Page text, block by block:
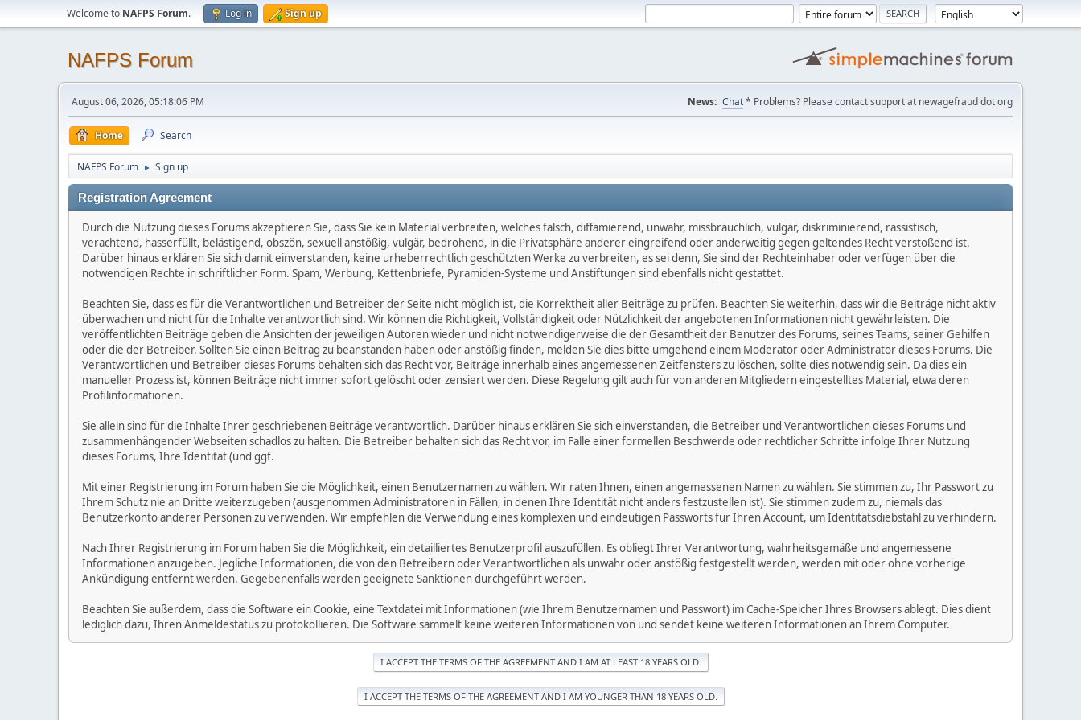
Welcome to NAFPS Forum. Log in Sign up
NAFPS Forum
August 06, 2026, 05:18:06 PM News: Chat* Problems? Please contact support at newagefraud dot org
Home Search
NAFPS Forum ► Sign up
Registration Agreement
Durch die Nutzung dieses Forums akzeptieren Sie, dass Sie kein Material verbreiten, welches falsch, diffamierend, unwahr, missbräuchlich, vulgär, diskriminierend, rassistisch,
verachtend, hasserfüllt, belästigend, obszön, sexuell anstößig, vulgär, bedrohend, in die Privatsphäre anderer eingreifend oder anderweitig gegen geltendes Recht verstoßend ist.
Darüber hinaus erklären Sie sich damit einverstanden, keine urheberrechtlich geschützten Werke zu verbreiten, es sei denn, Sie sind der Rechteinhaber oder verfügen über die
notwendigen Rechte in schriftlicher Form. Spam, Werbung, Kettenbriefe, Pyramiden-Systeme und Anstiftungen sind ebenfalls nicht gestattet.
Beachten Sie, dass es für die Verantwortlichen und Betreiber der Seite nicht möglich ist, die Korrektheit aller Beiträge zu prüfen. Beachten Sie weiterhin, dass wir die Beiträge nicht aktiv
überwachen und nicht für die Inhalte verantwortlich sind. Wir können die Richtigkeit, Vollständigkeit oder Nützlichkeit der angebotenen Informationen nicht gewährleisten. Die
veröffentlichten Beiträge geben die Ansichten der jeweiligen Autoren wieder und nicht notwendigerweise die der Gesamtheit der Benutzer des Forums, seines Teams, seiner Gehilfen
oder die der Betreiber. Sollten Sie einen Beitrag zu beanstanden haben oder anstößig finden, melden Sie dies bitte umgehend einem Moderator oder Administrator dieses Forums. Die
Verantwortlichen und Betreiber dieses Forums behalten sich das Recht vor, Beiträge innerhalb eines angemessenen Zeitfensters zu löschen, sollte dies notwendig sein. Da dies ein
manueller Prozess ist, können Beiträge nicht immer sofort gelöscht oder zensiert werden. Diese Regelung gilt auch für von anderen Mitgliedern eingestelltes Material, etwa deren
Profilinformationen.
Sie allein sind für die Inhalte Ihrer geschriebenen Beiträge verantwortlich. Darüber hinaus erklären Sie sich einverstanden, die Betreiber und Verantwortlichen dieses Forums und
zusammenhängender Webseiten schadlos zu halten. Die Betreiber behalten sich das Recht vor, im Falle einer formellen Beschwerde oder rechtlicher Schritte infolge Ihrer Nutzung
dieses Forums, Ihre Identität (und ggf.
Mit einer Registrierung im Forum haben Sie die Möglichkeit, einen Benutzernamen zu wählen. Wir raten Ihnen, einen angemessenen Namen zu wählen. Sie stimmen zu, Ihr Passwort zu
Ihrem Schutz nie an Dritte weiterzugeben (ausgenommen Administratoren in Fällen, in denen Ihre Identität nicht anders festzustellen ist). Sie stimmen zudem zu, niemals das
Benutzerkonto anderer Personen zu verwenden. Wir empfehlen die Verwendung eines komplexen und eindeutigen Passworts für Ihren Account, um Identitätsdiebstahl zu verhindern.
Nach Ihrer Registrierung im Forum haben Sie die Möglichkeit, ein detailliertes Benutzerprofil auszufüllen. Es obliegt Ihrer Verantwortung, wahrheitsgemäße und angemessene
Informationen anzugeben. Jegliche Informationen, die von den Betreibern oder Verantwortlichen als unwahr oder anstößig festgestellt werden, werden mit oder ohne vorherige
Ankündigung entfernt werden. Gegebenenfalls werden geeignete Sanktionen durchgeführt werden.
Beachten Sie außerdem, dass die Software ein Cookie, eine Textdatei mit Informationen (wie Ihrem Benutzernamen und Passwort) im Cache-Speicher Ihres Browsers ablegt. Dies dient
lediglich dazu, Ihren Anmeldestatus zu protokollieren. Die Software sammelt keine weiteren Informationen von und sendet keine weiteren Informationen an Ihrem Computer.